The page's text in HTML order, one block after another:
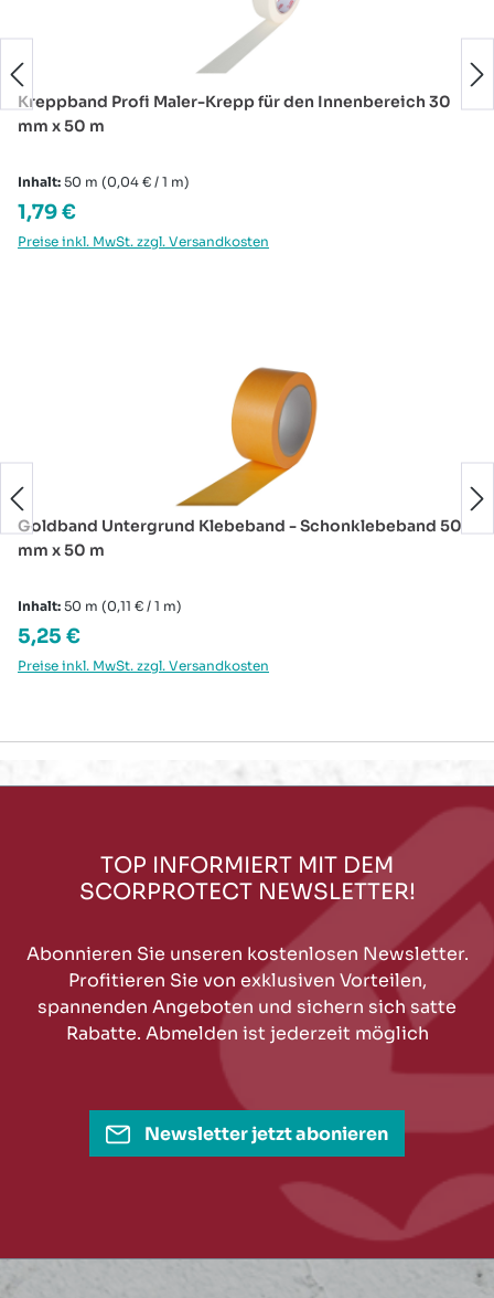
Kreppband Profi Maler-Krepp für den Innenbereich 30
mm x 50 m
Inhalt: 50 m (0,04 € / 1 m)
Regulärer Preis:
1,79 €
Preise inkl. MwSt. zzgl. Versandkosten
Goldband Untergrund Klebeband - Schonklebeband 50
mm x 50 m
Inhalt: 50 m (0,11 € / 1 m)
Regulärer Preis:
5,25 €
Preise inkl. MwSt. zzgl. Versandkosten
TOP INFORMIERT MIT DEM
SCORPROTECT NEWSLETTER!
Abonnieren Sie unseren kostenlosen Newsletter.
Profitieren Sie von exklusiven Vorteilen,
spannenden Angeboten und sichern sich satte
Rabatte. Abmelden ist jederzeit möglich
Newsletter jetzt abonieren